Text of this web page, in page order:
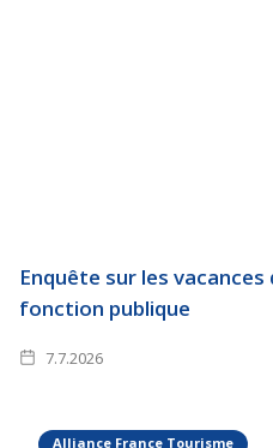
Enquête sur les
fonction publique
7.7.2026
Alliance France Tourisme